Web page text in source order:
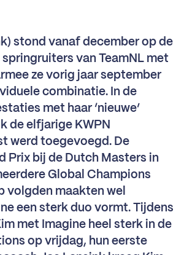
stond vanaf december op de
van TeamNL met
ze vorig jaar september
combinatie. In de
met haar ‘nieuwe’
de elfjarige KWPN
werd toegevoegd. De
Prix bij de Dutch Masters in
Global Champions
volgden maakten wel
een sterk duo vormt. Tijdens
met Imagine heel sterk in de
op vrijdag, hun eerste